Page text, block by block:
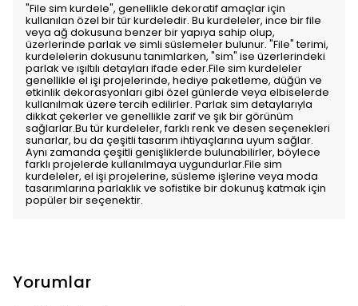
"File sim kurdele", genellikle dekoratif amaçlar için
kullanılan özel bir tür kurdeledir. Bu kurdeleler, ince bir file
veya ağ dokusuna benzer bir yapıya sahip olup,
üzerlerinde parlak ve simli süslemeler bulunur. "File" terimi,
kurdelelerin dokusunu tanımlarken, "sim" ise üzerlerindeki
parlak ve ışıltılı detayları ifade eder.File sim kurdeleler
genellikle el işi projelerinde, hediye paketleme, düğün ve
etkinlik dekorasyonları gibi özel günlerde veya elbiselerde
kullanılmak üzere tercih edilirler. Parlak sim detaylarıyla
dikkat çekerler ve genellikle zarif ve şık bir görünüm
sağlarlar.Bu tür kurdeleler, farklı renk ve desen seçenekleri
sunarlar, bu da çeşitli tasarım ihtiyaçlarına uyum sağlar.
Aynı zamanda çeşitli genişliklerde bulunabilirler, böylece
farklı projelerde kullanılmaya uygundurlar.File sim
kurdeleler, el işi projelerine, süsleme işlerine veya moda
tasarımlarına parlaklık ve sofistike bir dokunuş katmak için
popüler bir seçenektir.
Yorumlar